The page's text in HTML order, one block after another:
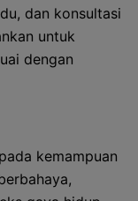
dan konsultasi
untuk
dengan
kemampuan